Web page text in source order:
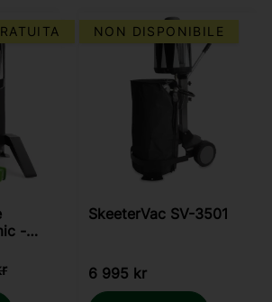
-
SkeeterVac SV-3501
6 995 kr
NON DISPONIBILE